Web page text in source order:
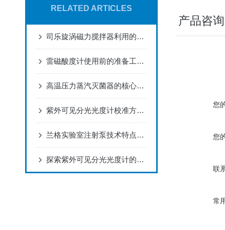
RELATED ARTICLES
司乐旋涡磁力搅拌器利用的工作原理
雷磁酸度计使用前的准备工作以及测量流程
高温压力蒸汽灭菌器的核心原理是利用饱和蒸汽在高压环境下达到高温
紫外可见分光光度计校准方法与故障维护
兰格实验室注射泵技术特点与优势
探索紫外可见分光光度计的应用与工作原理
产品咨询
您
您
联
常